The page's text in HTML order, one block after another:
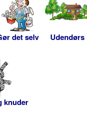
det selv Udendørs
knuder